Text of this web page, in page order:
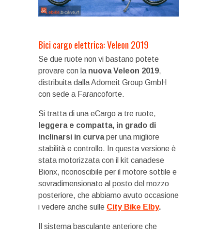
Bici cargo elettrica: Veleon 2019
Se due ruote non vi bastano potete
provare con la nuova Veleon 2019,
distribuita dalla Adomeit Group GmbH
con sede a Farancoforte.
Si tratta di una eCargo a tre ruote,
leggera e compatta, in grado di
inclinarsi in curvaper una migliore
stabilità e controllo. In questa versione è
stata motorizzata con il kit canadese
Bionx, riconoscibile per il motore sottile e
sovradimensionato al posto del mozzo
posteriore, che abbiamo avuto occasione
i vedere anche sulle City Bike Elby.
Il sistema basculante anteriore che